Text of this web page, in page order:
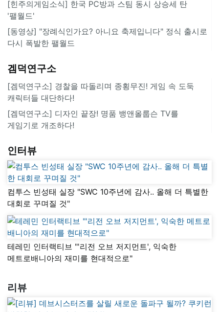
[힌주의게임소식] 한국 PC방과 스팀 동시 상승세 탄
'팰월드'
[동영상] "장례식인가요? 아니요 축제입니다" 정식 출시로
다시 폭발한 팰월드
겜덕연구소
[겜덕연구소] 경찰을 따돌리며 종횡무진! 게임 속 도둑
캐릭터들 대단하다!
[겜덕연구소] 디자인 끝장! 명품 뱅앤올룹슨 TV를
게임기로 개조하다!
인터뷰
컴투스 빈성태 실장 "SWC 10주년에 감사.. 올해 더 특별한
대회로 꾸며질 것"
테레민 인터랙티브 "'리전 오브 저지먼트', 익숙한
메트로배니아의 재미를 현대적으로"
리뷰